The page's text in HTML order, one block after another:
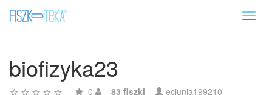
biofizyka23
0 83 fiszki eciunia199210